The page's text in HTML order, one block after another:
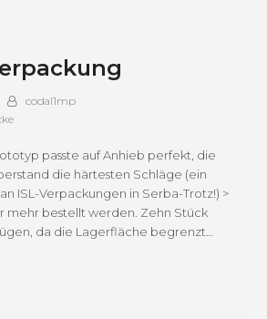
codal1mp
passte auf Anhieb perfekt, die
die härtesten Schläge (ein
ISL-Verpackungen in Serba-Trotz!) >
mehr bestellt werden. Zehn Stück
da die Lagerfläche begrenzt…